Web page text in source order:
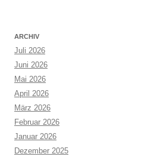
ARCHIV
Juli 2026
Juni 2026
Mai 2026
April 2026
März 2026
Februar 2026
Januar 2026
Dezember 2025